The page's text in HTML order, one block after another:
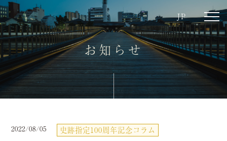
JP
お知らせ
2022/08/05 史跡指定100周年記念コラム